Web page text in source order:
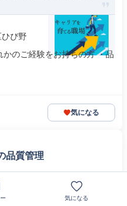
び野
のご経験をお持ちの方 ・品
気になる
品質管理
かせる専門ポジション◎工
気になる